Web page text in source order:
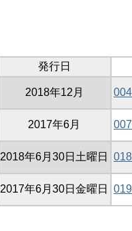
発行日
2018年12月
2017年6月
2018年6月30日土曜日
2017年6月30日金曜日